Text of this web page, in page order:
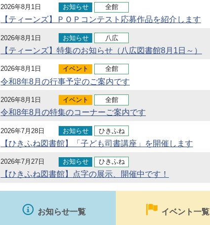
2026年8月1日 お知らせ 全館
【ティーンズ】ＰＯＰコンテスト応募作品を紹介します
2026年8月1日 お知らせ 八広
【ティーンズ】特集のお知らせ（八広図書館8月1日～）
2026年8月1日 イベント 全館
令和8年8月の行事予定のご案内です
2026年8月1日 イベント 全館
令和8年8月の特集のコーナーご案内です
2026年7月28日 お知らせ ひきふね
【ひきふね図書館】「子ども司書講座」を開催します
2026年7月27日 お知らせ ひきふね
【ひきふね図書館】点字の展示、開催中です！
お知らせ一覧 イベント一覧